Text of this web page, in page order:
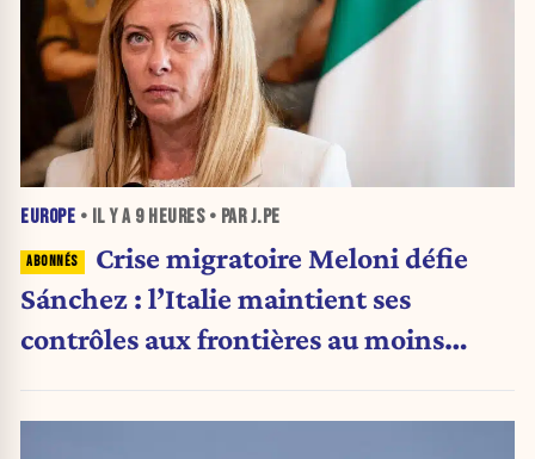
EUROPE • IL Y A 9 HEURES• PAR J.PE
Crise migratoire Meloni défie
Sánchez : l’Italie maintient ses
contrôles aux frontières au moins